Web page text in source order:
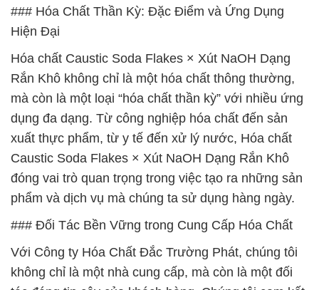
### Hóa Chất Thần Kỳ: Đặc Điểm và Ứng Dụng
Hiện Đại
Hóa chất Caustic Soda Flakes × Xút NaOH Dạng
Rắn Khô không chỉ là một hóa chất thông thường,
mà còn là một loại “hóa chất thần kỳ” với nhiều ứng
dụng đa dạng. Từ công nghiệp hóa chất đến sản
xuất thực phẩm, từ y tế đến xử lý nước, Hóa chất
Caustic Soda Flakes × Xút NaOH Dạng Rắn Khô
đóng vai trò quan trọng trong việc tạo ra những sản
phẩm và dịch vụ mà chúng ta sử dụng hàng ngày.
### Đối Tác Bền Vững trong Cung Cấp Hóa Chất
Với Công ty Hóa Chất Đắc Trường Phát, chúng tôi
không chỉ là một nhà cung cấp, mà còn là một đối